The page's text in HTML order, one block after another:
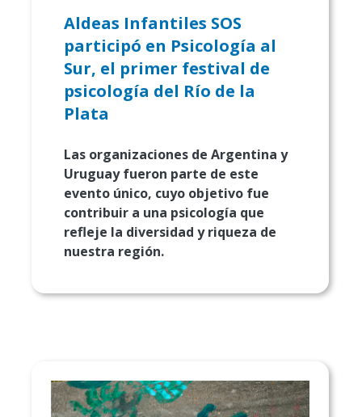
Aldeas Infantiles SOS
participó en Psicología al
Sur, el primer festival de
psicología del Río de la
Plata
Las organizaciones de Argentina y
Uruguay fueron parte de este
evento único, cuyo objetivo fue
contribuir a una psicología que
refleje la diversidad y riqueza de
nuestra región.